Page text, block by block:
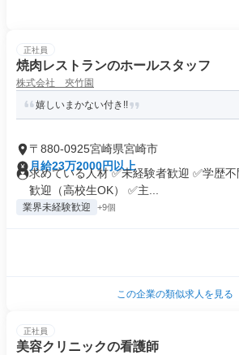
正社員
焼肉レストランのホールスタッフ
株式会社 夾竹園
嬉しいまかない付き!!
〒880-0925宮崎県宮崎市
月給23万2000円以上
求めている人材 ✅未経験者歓迎 ✅学歴
歓迎（高校生OK） ✅主...
業界未経験歓迎 +9個
この企業の類似求人を見る
正社員
美容クリニックの看護師